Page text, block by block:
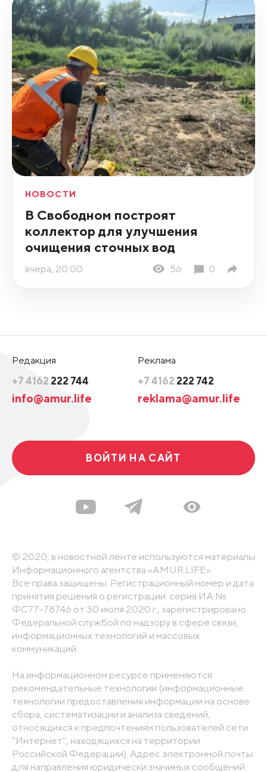
НОВОСТИ
В Свободном построят
коллектор для улучшения
очищения сточных вод
вчера, 20:00 56 0
Редакция
+7 4162 222 744
info@amur.life
Реклама
+7 4162 222 742
reklama@amur.life
ВОЙТИ НА САЙТ
© 2020, в новостной ленте используются материалы
Информационного агентства «AMUR.LIFE».
Все права защищены. Регистрационный номер и дата
принятия решения о регистрации: серия ИА №
ФС77-78746 от 30 июля 2020 г., зарегистрировано
Федеральной службой по надзору в сфере связи,
информационных технологий и массовых
коммуникаций
На информационном ресурсе применяются
рекомендательные технологии (информационные
технологии предоставления информации на основе
сбора, систематизации и анализа сведений,
относящихся к предпочтениям пользователей сети
"Интернет", находящихся на территории
Российской Федерации). Адрес электронной почты
для направления юридически значимых сообщений: